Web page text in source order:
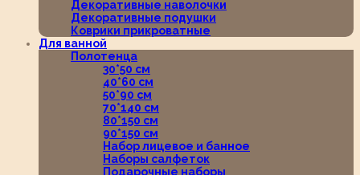
Декоративные наволочки
Декоративные подушки
Коврики прикроватные
Для ванной
Полотенца
30*50 см
40*60 см
50*90 см
70*140 см
80*150 см
90*150 см
Набор лицевое и банное
Наборы салфеток
Подарочные наборы